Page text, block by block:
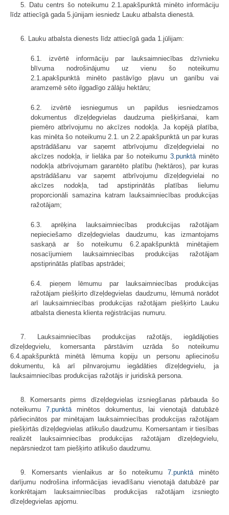
5. Datu centrs šo noteikumu 2.1.apakšpunktā minēto informāciju
līdz attiecīgā gada 5.jūnijam iesniedz Lauku atbalsta dienestā.
6. Lauku atbalsta dienests līdz attiecīgā gada 1.jūlijam:
6.1. izvērtē informāciju par lauksaimniecības dzīvnieku
blīvuma nodrošinājumu uz vienu šo noteikumu
2.1.apakšpunktā minēto pastāvīgo pļavu un ganību vai
aramzemē sēto ilggadīgo zālāju hektāru;
6.2. izvērtē iesniegumus un papildus iesniedzamos
dokumentus dīzeļdegvielas daudzuma piešķiršanai, kam
piemēro atbrīvojumu no akcīzes nodokļa. Ja kopējā platība,
kas minēta šo noteikumu 2.1. un 2.2.apakšpunktā un par kuras
apstrādāšanu var saņemt atbrīvojumu dīzeļdegvielai no
akcīzes nodokļa, ir lielāka par šo noteikumu 3.punktā minēto
nodokļa atbrīvojumam garantēto platību (hektāros), par kuras
apstrādāšanu var saņemt atbrīvojumu dīzeļdegvielai no
akcīzes nodokļa, tad apstiprinātās platības lielumu
proporcionāli samazina katram lauksaimniecības produkcijas
ražotājam;
6.3. aprēķina lauksaimniecības produkcijas ražotājam
nepieciešamo dīzeļdegvielas daudzumu, kas izmantojams
saskaņā ar šo noteikumu 6.2.apakšpunktā minētajiem
nosacījumiem lauksaimniecības produkcijas ražotājam
apstiprinātās platības apstrādei;
6.4. pieņem lēmumu par lauksaimniecības produkcijas
ražotājam piešķirto dīzeļdegvielas daudzumu, lēmumā norādot
arī lauksaimniecības produkcijas ražotājam piešķirto Lauku
atbalsta dienesta klienta reģistrācijas numuru.
7. Lauksaimniecības produkcijas ražotājs, iegādājoties
dīzeļdegvielu, komersanta pārstāvim uzrāda šo noteikumu
6.4.apakšpunktā minētā lēmuma kopiju un personu apliecinošu
dokumentu, kā arī pilnvarojumu iegādāties dīzeļdegvielu, ja
lauksaimniecības produkcijas ražotājs ir juridiskā persona.
8. Komersants pirms dīzeļdegvielas izsniegšanas pārbauda šo
noteikumu 7.punktāminētos dokumentus, lai vienotajā datubāzē
pārliecinātos par minētajam lauksaimniecības produkcijas ražotājam
piešķirtās dīzeļdegvielas atlikušo daudzumu. Komersantam ir tiesības
realizēt lauksaimniecības produkcijas ražotājam dīzeļdegvielu,
nepārsniedzot tam piešķirto atlikušo daudzumu.
9. Komersants vienlaikus ar šo noteikumu7.punktā minēto
darījumu nodrošina informācijas ievadīšanu vienotajā datubāzē par
konkrētajam lauksaimniecības produkcijas ražotājam izsniegto
dīzeļdegvielas apjomu.